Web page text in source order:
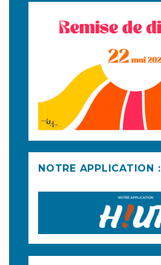
NOTRE APPLICATION :